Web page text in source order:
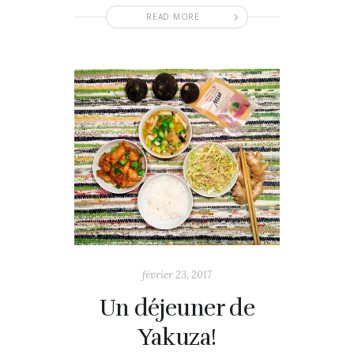
READ MORE
février 23, 2017
Un déjeuner de
Yakuza!